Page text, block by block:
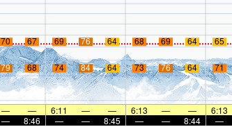
70 67 69 76 64 68 69 64 65
79 68 74 84 64 73 76 64 71
— — 6:11 — — 6:13 — — 6:13
— 8:46 — — 8:45 — — 8:44 —